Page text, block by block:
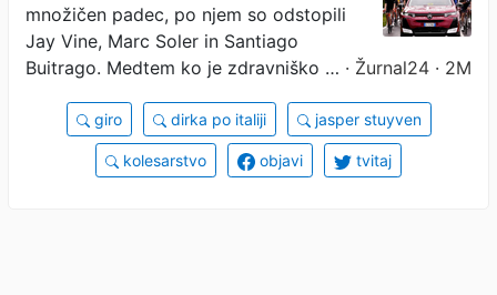
množičen padec, po njem so odstopili
Jay Vine, Marc Soler in Santiago
Buitrago. Medtem ko je zdravniško … · Žurnal24 · 2M
giro dirka po italiji jasper stuyven
kolesarstvo objavi tvitaj